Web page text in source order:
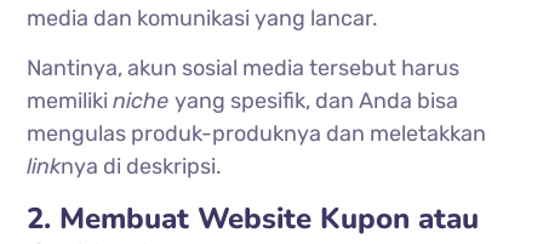
media dan komunikasi yang lancar.
Nantinya, akun sosial media tersebut harus
memilikinicheyang spesifik, dan Anda bisa
mengulas produk-produknya dan meletakkan
linknya di deskripsi.
2. Membuat Website Kupon atau